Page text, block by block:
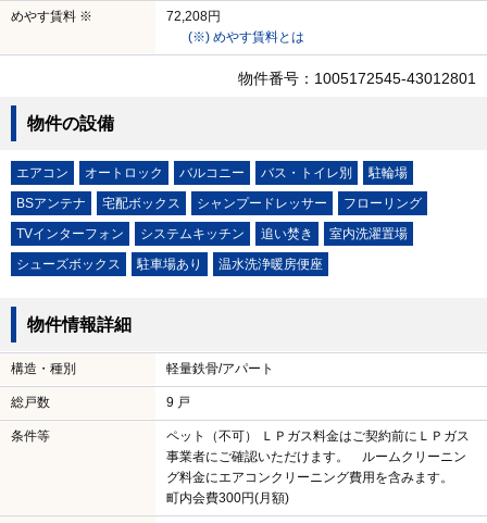
めやす賃料 ※
72,208円
(※) めやす賃料とは
物件番号：1005172545-43012801
物件の設備
エアコン オートロック バルコニー バス・トイレ別
駐輪場
BSアンテナ
宅配ボックス シャンプードレッサー
フローリング
TVインターフォン
システムキッチン 追い焚き
室内洗濯置場
シューズボックス
駐車場あり 温水洗浄暖房便座
物件情報詳細
構造・種別 軽量鉄骨/アパート
総戸数 9 戸
条件等
ペット（不可） ＬＰガス料金はご契約前にＬＰガス
事業者にご確認いただけます。 ルームクリーニン
グ料金にエアコンクリーニング費用を含みます。
町内会費300円(月額)